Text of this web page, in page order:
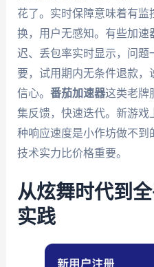
花了。实时保障意味着有监
换，用户无感知。有些加速
迟、丢包率实时显示，问题
要，试用期内无条件退款
信心。 番茄加速器这类老牌
集反馈，快速迭代。新游戏
种响应速度是小作坊做不到
技术实力比价格重要。
从炫舞时代到
实践